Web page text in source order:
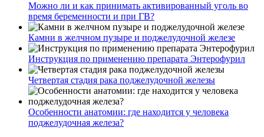
Можно ли и как принимать активированный уголь во
время беременности и при ГВ?
Камни в желчном пузыре и поджелудочной железе
Инструкция по применению препарата Энтерофурил
Четвертая стадия рака поджелудочной железы
Особенности анатомии: где находится у человека
поджелудочная железа?